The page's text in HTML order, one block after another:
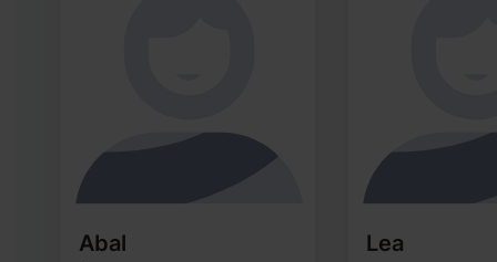
Abal Lea